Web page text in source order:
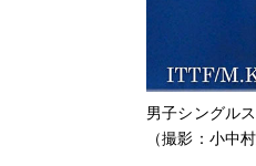
男子シングル
（撮影：小中